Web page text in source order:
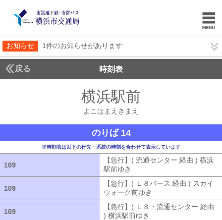
お知らせ 1件のお知らせがあります
戻る 時刻表
横浜駅前
よこはまえきまえ
のりば 14
※時刻表は以下の行先・系統の時刻を合わせて表示しています
109
【急行】( 流通センター 経由 ) 横浜
駅前ゆき
109
【急行】( Ｌ８バース 経由 ) スカイ
ウォーク前ゆき
109
【急行】( Ｌ８・流通センター 経由
) 横浜駅前ゆき